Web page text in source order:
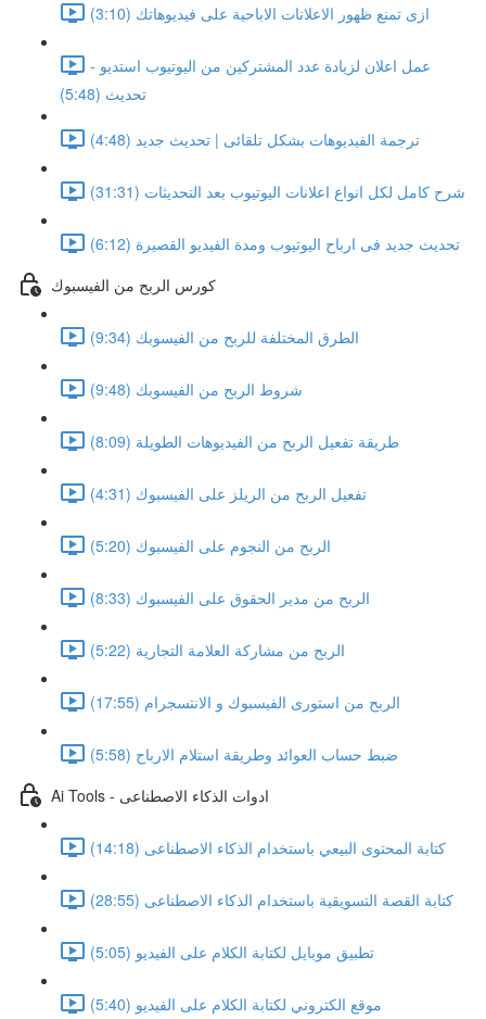
ازى تمنع ظهور الاعلانات الاباحية على فيديوهاتك (3:10)
عمل اعلان لزيادة عدد المشتركين من اليوتيوب استديو -
تحديث (5:48)
ترجمة الفيديوهات بشكل تلقائى | تحديث جديد (4:48)
شرح كامل لكل انواع اعلانات اليوتيوب بعد التحديثات (31:31)
تحديث جديد فى ارباح اليوتيوب ومدة الفيديو القصيرة (6:12)
كورس الربح من الفيسبوك
الطرق المختلفة للربح من الفيسوبك (9:34)
شروط الربح من الفيسوبك (9:48)
طريقة تفعيل الربح من الفيديوهات الطويلة (8:09)
تفعيل الربح من الريلز على الفيسبوك (4:31)
الربح من النجوم على الفيسبوك (5:20)
الربح من مدير الحقوق على الفيسبوك (8:33)
الربح من مشاركة العلامة التجارية (5:22)
الربح من استورى الفيسبوك و الانتسجرام (17:55)
ضبط حساب العوائد وطريقة استلام الارباح (5:58)
Ai Tools - ادوات الذكاء الاصطناعى
كتابة المحتوى البيعي باستخدام الذكاء الاصطناعى (14:18)
كتابة القصة التسويقية باستخدام الذكاء الاصطناعى (28:55)
تطبيق موبايل لكتابة الكلام على الفيديو (5:05)
موقع الكتروني لكتابة الكلام على الفيديو (5:40)